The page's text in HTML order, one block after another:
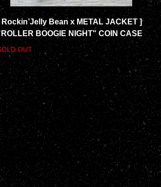
Rockin’Jelly Bean x METAL JACKET ]
BOOGIE NIGHT" COIN CASE
OUT